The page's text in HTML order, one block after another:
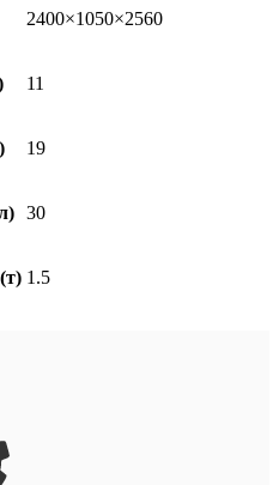
2400×1050×2560
11
19
30
1.5